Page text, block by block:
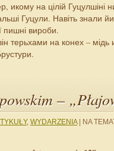
икому на цілій
Гуцули. Навіть знали
пишні вироби.
терьхами на конех –
–
, WYDARZENIA NA